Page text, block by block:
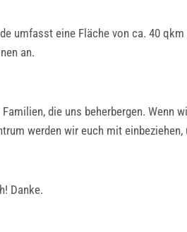
umfasst eine Fläche von ca. 40
an.
die uns beherbergen. Wenn
werden wir euch mit
Danke.